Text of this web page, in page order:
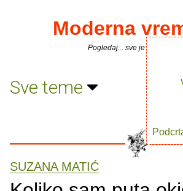
Moderna
Pogledaj... sve je puno knjiga.
Sve teme
SUZANA MATIĆ